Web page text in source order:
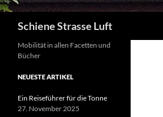
Schiene Strasse Luft
Mobilität in allen Facetten und
Bücher
NEUESTE ARTIKEL
Ein Reiseführer für die Tonne
27. November 2025